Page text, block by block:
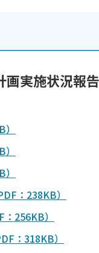
実施状況報
：238KB）
256KB）
：318KB）